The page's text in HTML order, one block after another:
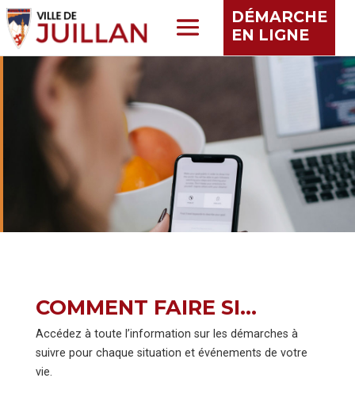
DÉMARCHE
EN LIGNE
COMMENT FAIRE SI…
Accédez à toute l’information sur les démarches à
suivre pour chaque situation et événements de votre
vie.